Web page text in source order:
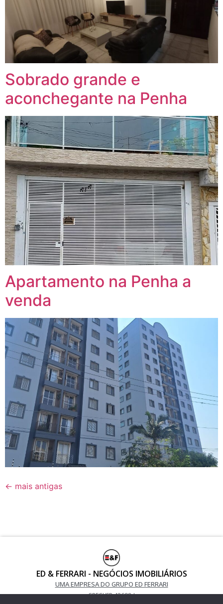
Sobrado grande e
aconchegante na Penha
Apartamento na Penha a
venda
← mais antigas
ED & FERRARI - NEGÓCIOS IMOBILIÁRIOS
UMA EMPRESA DO GRUPO ED FERRARI
CRECI/SP 42698-J